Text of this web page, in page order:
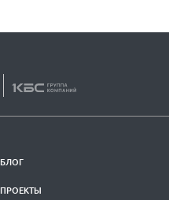
БЛОГ
ПРОЕКТЫ